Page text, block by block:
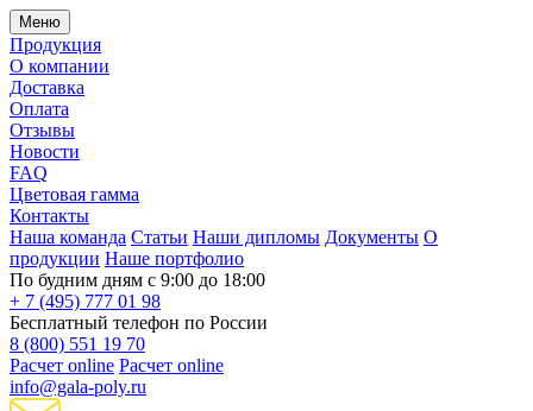
Меню
Продукция
О компании
Доставка
Оплата
Отзывы
Новости
FAQ
Цветовая гамма
Контакты
Наша команда Статьи Наши дипломы Документы О
продукции Наше портфолио
По будним дням с 9:00 до 18:00
+ 7 (495) 777 01 98
Бесплатный телефон по России
8 (800) 551 19 70
Расчет online Расчет online
info@gala-poly.ru